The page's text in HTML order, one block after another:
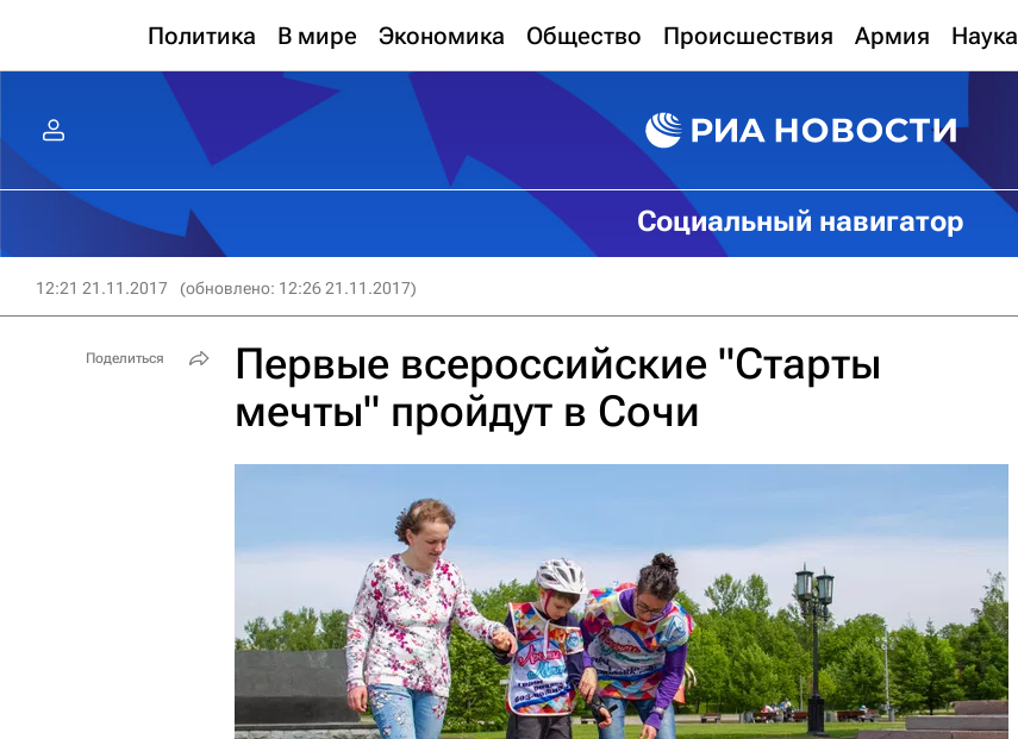
Политика В мире Экономика Общество Происшествия Армия Наука
Социальный навигатор
12:21 21.11.2017 (обновлено: 12:26 21.11.2017)
Первые всероссийские "Старты
мечты" пройдут в Сочи
Поделиться